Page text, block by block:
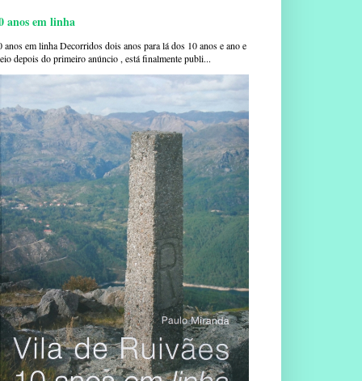
anos em linha
anos em linha Decorridos dois anos para lá dos 10 anos e ano e
depois do primeiro anúncio , está finalmente publi...